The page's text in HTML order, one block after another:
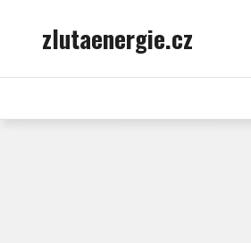
zlutaenergie.cz